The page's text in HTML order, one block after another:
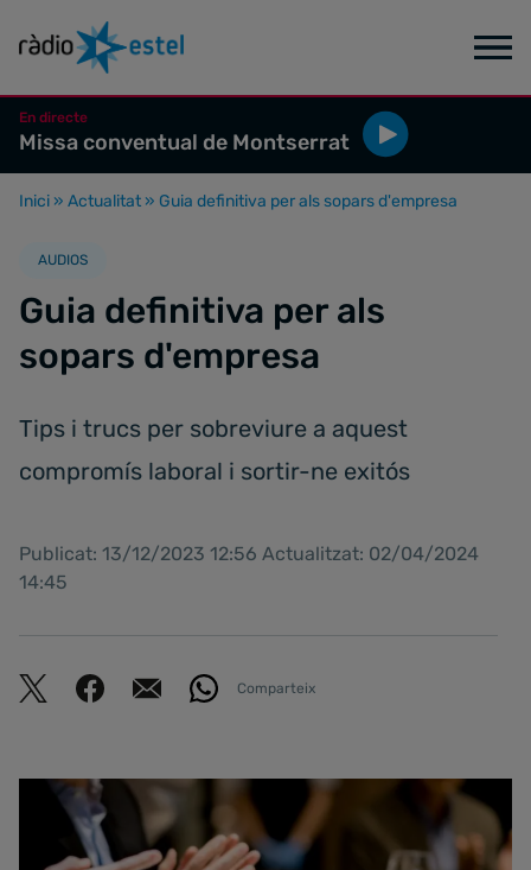
En directe
Missa conventual de Montserrat
Inici » Actualitat » Guia definitiva per als sopars d'empresa
AUDIOS
Guia definitiva per als
sopars d'empresa
Tips i trucs per sobreviure a aquest
compromís laboral i sortir-ne exitós
Publicat: 13/12/2023 12:56 Actualitzat: 02/04/2024
14:45
Comparteix